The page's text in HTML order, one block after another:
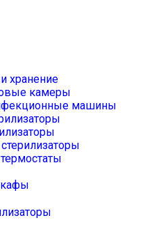
хранение
камеры
машины